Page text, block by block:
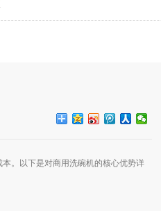
。以下是对商用洗碗机的核心优势详